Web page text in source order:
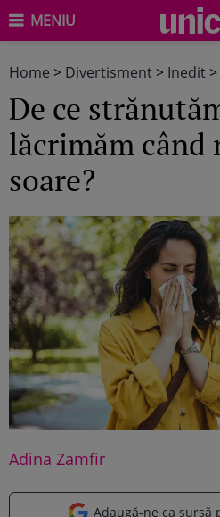
MENIU
Home > Divertisment > Inedit >
De ce
lăcrimăm când
soare?
Adina Zamfir
Adaugă-ne ca sursă